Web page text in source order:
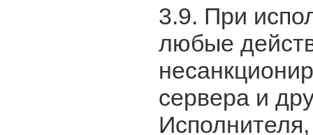
3.9. При
любые
сервера и